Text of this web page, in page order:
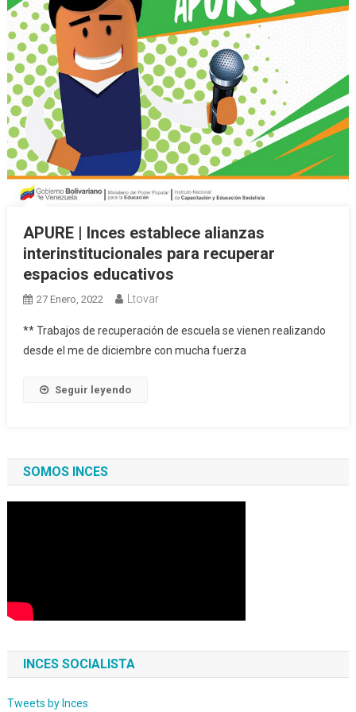
APURE | Inces establece alianzas
interinstitucionales para recuperar
espacios educativos
27 Enero, 2022 Ltovar
** Trabajos de recuperación de escuela se vienen realizando
desde el me de diciembre con mucha fuerza
Seguir leyendo
SOMOS INCES
INCES SOCIALISTA
Tweets by Inces